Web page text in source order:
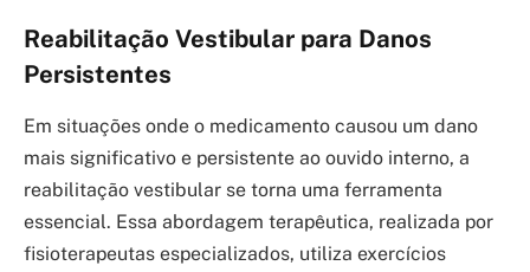
Reabilitação Vestibular para Danos
Persistentes
Em situações onde o medicamento causou um dano
mais significativo e persistente ao ouvido interno, a
reabilitação vestibular se torna uma ferramenta
essencial. Essa abordagem terapêutica, realizada por
fisioterapeutas especializados, utiliza exercícios